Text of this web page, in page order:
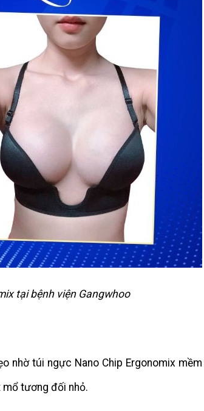
tại bệnh viện Gangwhoo
nhờ túi ngực Nano Chip Ergonomix
tương đối nhỏ.